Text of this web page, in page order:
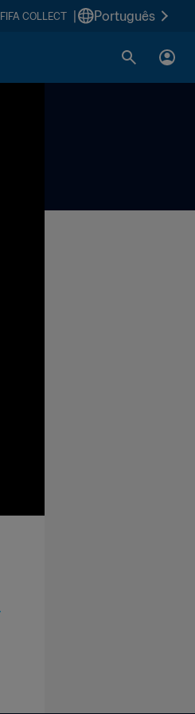
FIFA COLLECT Português